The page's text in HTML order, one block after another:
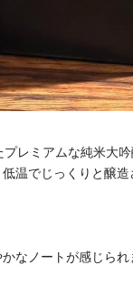
レミアムな純米大
温でじっくりと醸
なノートが感じら